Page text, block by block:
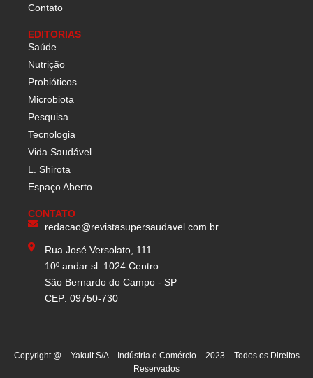
Contato
EDITORIAS
Saúde
Nutrição
Probióticos
Microbiota
Pesquisa
Tecnologia
Vida Saudável
L. Shirota
Espaço Aberto
CONTATO
redacao@revistasupersaudavel.com.br
Rua José Versolato, 111.
10º andar sl. 1024 Centro.
São Bernardo do Campo - SP
CEP: 09750-730
Copyright @ – Yakult S/A – Indústria e Comércio – 2023 – Todos os Direitos
Reservados